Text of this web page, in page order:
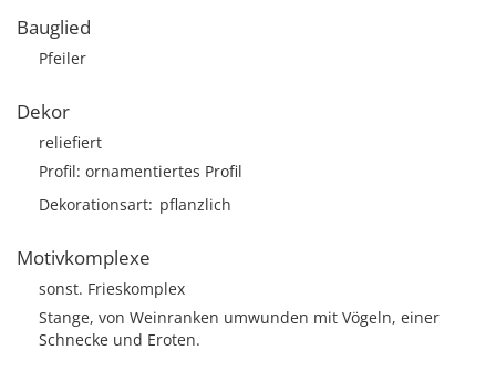
Bauglied
Pfeiler
Dekor
reliefiert
Profil: ornamentiertes Profil
Dekorationsart pflanzlich
Motivkomplexe
sonst. Frieskomplex
Stange, von Weinranken umwunden mit Vögeln, einer
Schnecke und Eroten.